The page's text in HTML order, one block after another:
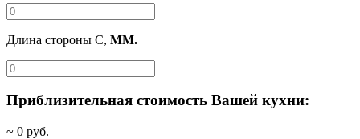
Длина стороны C, ММ.
Приблизительная стоимость Вашей кухни:
~ 0 руб.